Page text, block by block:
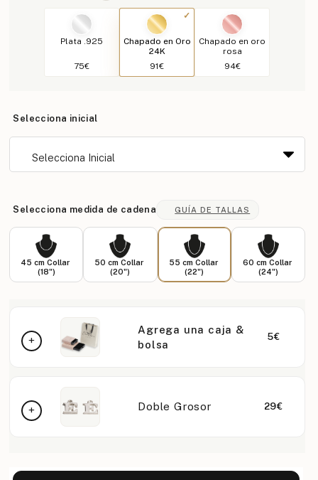
Plata .925
75€
Chapado en Oro
24K
91€
Chapado en oro
rosa
94€
Selecciona inicial
Selecciona medida de cadena GUÍA DE TALLAS
45 cm Collar
(18")
50 cm Collar
(20")
55 cm Collar
(22")
60 cm Collar
(24")
Agrega una caja &
bolsa
5€
Doble Grosor 29€